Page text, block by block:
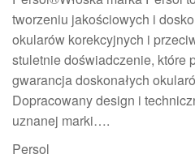
tworzeniu jakościowych i
okularów korekcyjnych i
stuletnie doświadczenie, które
gwarancja doskonałych
Dopracowany design i
uznanej marki….
Persol